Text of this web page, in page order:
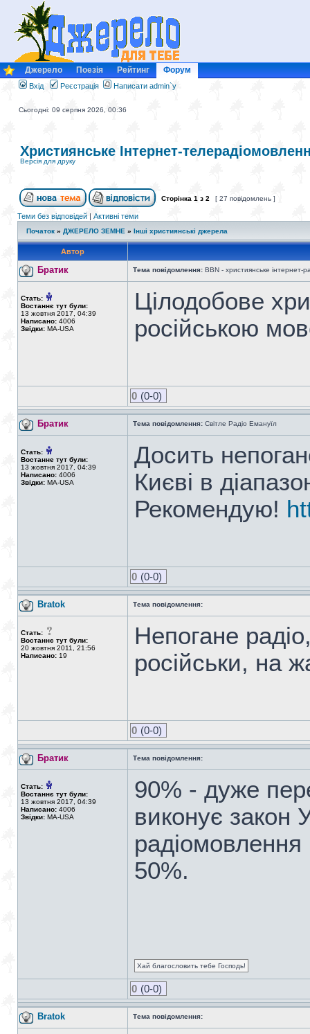
Джерело Поезія Рейтинг Форум
Вхід Реєстрація Написати admin`у
Сьогодні: 09 серпня 2026, 00:36
Християнське Інтернет-
Версія для друку
Сторінка 1 з 2 [ 27 повідомлень ]
Теми без відповідей | Активні теми
Початок » ДЖЕРЕЛО ЗЕМНЕ » Інші християнські джерела
Автор
Братик Тема повідомлення: BBN - християнське інтернет-
Стать:
Востаннє тут були:
13 жовтня 2017, 04:39
Написано: 4006
Звідки: MA-USA
Цілодобове
російською
0 (0-0)
Братик Тема повідомлення: Світле Радіо Емануїл
Стать:
Востаннє тут були:
13 жовтня 2017, 04:39
Написано: 4006
Звідки: MA-USA
Досить
Києві в
Рекомендую!
0 (0-0)
Bratok Тема повідомлення:
Стать:
Востаннє тут були:
20 жовтня 2011, 21:56
Написано: 19
Непогане
російськи, на
0 (0-0)
Братик Тема повідомлення:
Стать:
Востаннє тут були:
13 жовтня 2017, 04:39
Написано: 4006
Звідки: MA-USA
90% - дуже
виконує закон
радіомовлення
50%.
Хай благословить тебе Господь!
0 (0-0)
Bratok Тема повідомлення: